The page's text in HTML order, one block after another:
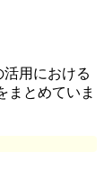
用における
まとめていま